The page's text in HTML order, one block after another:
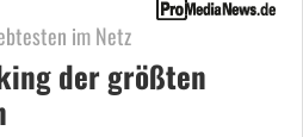
im Netz
der größten